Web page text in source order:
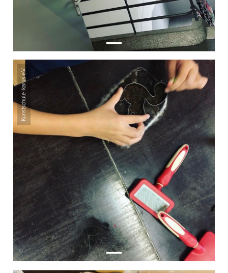
Kunstschule Ikarus e.V.